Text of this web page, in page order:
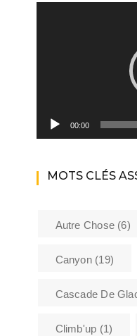
00:00
MOTS CLÉS
Autre Chose(6)
Canyon(19)
Cascade De
Climb'up (1)